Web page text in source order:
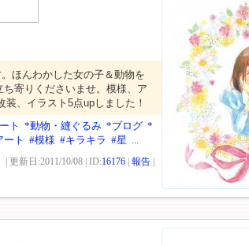
ほんわかした女の子＆動物を
寄りくださいませ。模様、ア
、イラスト5点upしました！
ト *動物・縫ぐるみ *ブログ *
ート #模様 #キラキラ #星 ...
| 更新日:2011/10/08 | ID:16176 報告